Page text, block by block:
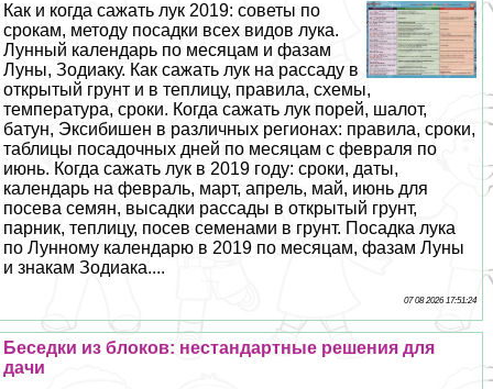
Как и когда сажать лук 2019: советы по
срокам, методу посадки всех видов лука.
Лунный календарь по месяцам и фазам
Луны, Зодиаку. Как сажать лук на рассаду в
открытый грунт и в теплицу, правила, схемы,
температура, сроки. Когда сажать лук порей, шалот,
батун, Эксибишен в различных регионах: правила, сроки,
таблицы посадочных дней по месяцам с февраля по
июнь. Когда сажать лук в 2019 году: сроки, даты,
календарь на февраль, март, апрель, май, июнь для
посева семян, высадки рассады в открытый грунт,
парник, теплицу, посев семенами в грунт. Посадка лука
по Лунному календарю в 2019 по месяцам, фазам Луны
и знакам Зодиака....
07 08 2026 17:51:24
Беседки из блоков: нестандартные решения для
дачи